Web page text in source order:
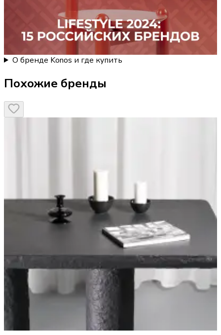
О бренде Konos и где купить
Похожие бренды